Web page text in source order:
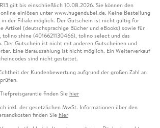
gilt bis einschließlich 10.08.2026. Sie können den
einlösen unter www.hugendubel.de. Keine Bestellung
in der Filiale möglich. Der Gutschein ist nicht gültig für
Artikel (deutschsprachige Bücher und eBooks) sowie für
tolino shine (4016621130466), tolino select und das
Der Gutschein ist nicht mit anderen Gutscheinen und
Eine Barauszahlung ist nicht möglich. Ein Weiterverkauf
sind nicht gestattet.
der Kundenbewertung aufgrund der großen Zahl an
finden Sie hier
inkl. der gesetzlichen MwSt. Informationen über den
finden Sie hier